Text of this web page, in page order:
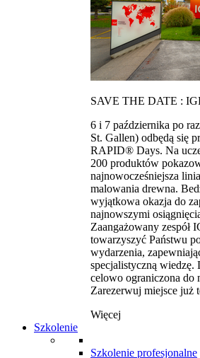
SAVE THE DATE :
6 i 7 października po
St. Gallen) odbędą się
RAPID® Days. Na
200 produktów
najnowocześniejsza
malowania drewna.
wyjątkowa okazja do
najnowszymi
Zaangażowany zespół
towarzyszyć Państwu
wydarzenia,
specjalistyczną wiedzę.
celowo ograniczona do
Zarezerwuj miejsce już
Więcej
Szkolenie
Szkolenie profesjonalne